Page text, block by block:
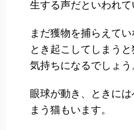
生する声だといわれて
まだ獲物を捕らえて
とき起こしてしまう
気持ちになるでしょう
眼球が動き、ときに
まう猫もいます。